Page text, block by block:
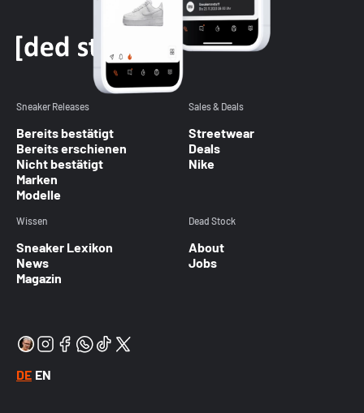
Sneaker Releases
Bereits bestätigt
Bereits erschienen
Nicht bestätigt
Marken
Modelle
Sales & Deals
Streetwear
Deals
Nike
Wissen
Sneaker Lexikon
News
Magazin
Dead Stock
About
Jobs
DE EN